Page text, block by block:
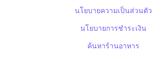
นโยบายความเป็นส่วนตัว
นโยบายการชำระเงิน
ค้นหาร้านอาหาร